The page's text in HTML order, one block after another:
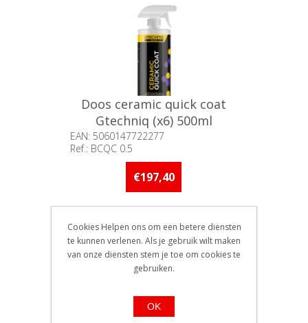
Doos ceramic quick coat
Gtechniq (x6) 500ml
EAN: 5060147722277
Ref.: BCQC 0.5
Beschikbaarheid:: 5 stuks of
meer op voorraad
€197,40
Ultimate bike care Gtechniq
Cookies Helpen ons om een betere diensten
te kunnen verlenen. Als je gebruik wilt maken
van onze diensten stem je toe om cookies te
gebruiken.
OK